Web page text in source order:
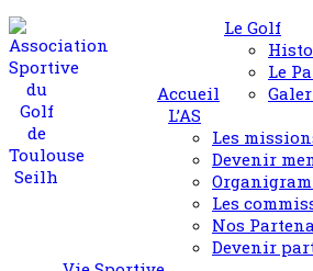
Accueil
Le Golf
Le
L’AS
Les
Devenir
Les
Nos
Devenir